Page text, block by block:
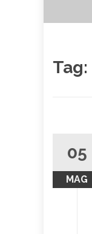
Tag:
05
MAG